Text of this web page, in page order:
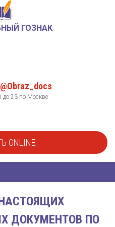
ГОЗНАК
@Obraz_docs
до 23 по Москве
ONLINE
ДОКУМЕНТОВ ПО